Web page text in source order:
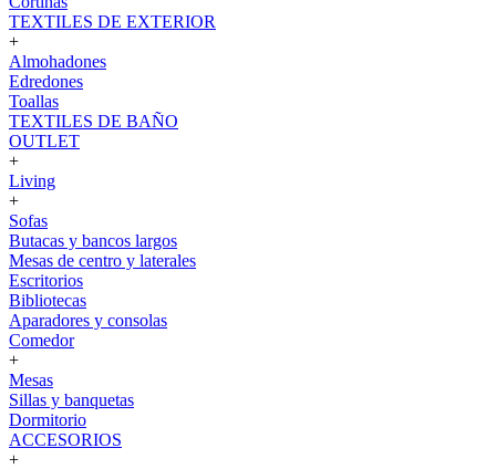
TEXTILES DE EXTERIOR
+
Almohadones
Edredones
Toallas
TEXTILES DE BAÑO
OUTLET
+
Living
+
Sofas
Butacas y bancos largos
Mesas de centro y laterales
Escritorios
Bibliotecas
Aparadores y consolas
Comedor
+
Mesas
Sillas y banquetas
Dormitorio
ACCESORIOS
+